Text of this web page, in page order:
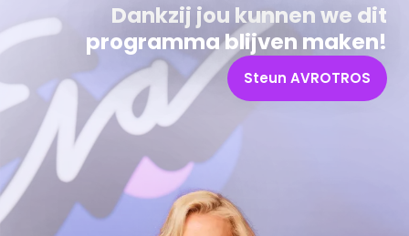
Dankzij jou kunnen we dit
programma blijven maken!
Steun AVROTROS